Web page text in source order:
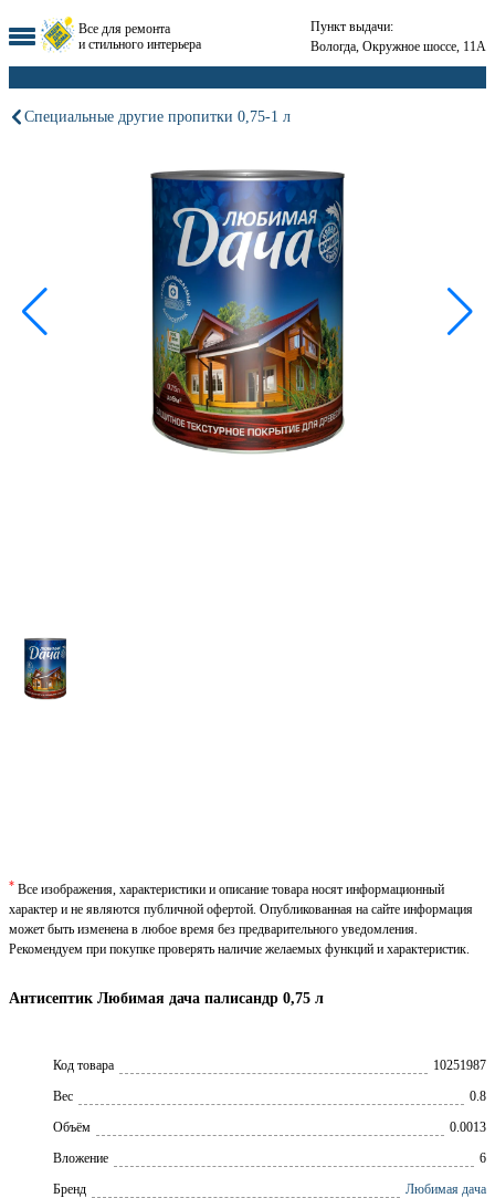
Все для ремонта
и стильного интерьера
Пункт выдачи:
Вологда, Окружное шоссе, 11А
Специальные другие пропитки 0,75-1 л
Антисептик Любимая дача палисандр 0,75 л
Код товара
10251987
Вес
0.8
Объём
0.0013
Вложение
6
Брeнд
Любимая дача
* Все изображения, характеристики и описание товара носят информационный
характер и не являются публичной офертой. Опубликованная на сайте информация
может быть изменена в любое время без предварительного уведомления.
Рекомендуем при покупке проверять наличие желаемых функций и характеристик.